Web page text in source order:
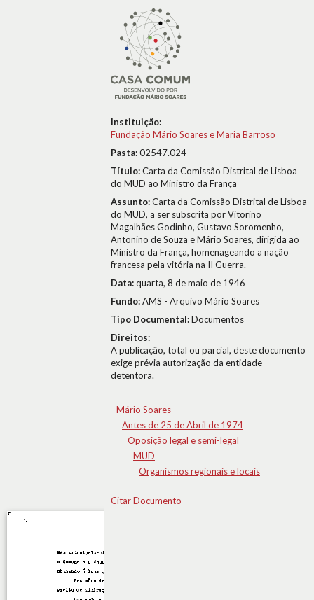
Instituição:
Fundação Mário Soares e Maria Barroso
Pasta:02547.024
Título:Carta da Comissão Distrital de Lisboa
do MUD ao Ministro da França
Assunto:Carta da Comissão Distrital de Lisboa
do MUD, a ser subscrita por Vitorino
Magalhães Godinho, Gustavo Soromenho,
Antonino de Souza e Mário Soares, dirigida ao
Ministro da França, homenageando a nação
francesa pela vitória na II Guerra.
Data:quarta, 8 de maio de 1946
Fundo:AMS - Arquivo Mário Soares
Tipo Documental:Documentos
Direitos:
A publicação, total ou parcial, deste documento
exige prévia autorização da entidade
detentora.
Mário Soares
Antes de 25 de Abril de 1974
Oposição legal e semi-legal
MUD
Organismos regionais e locais
Citar Documento